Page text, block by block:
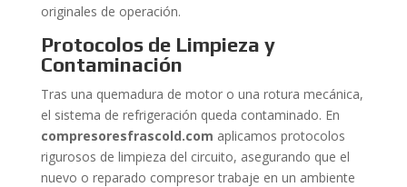
originales de operación.
Protocolos de Limpieza y
Contaminación
Tras una quemadura de motor o una rotura mecánica,
el sistema de refrigeración queda contaminado. En
compresoresfrascold.com aplicamos protocolos
rigurosos de limpieza del circuito, asegurando que el
nuevo o reparado compresor trabaje en un ambiente